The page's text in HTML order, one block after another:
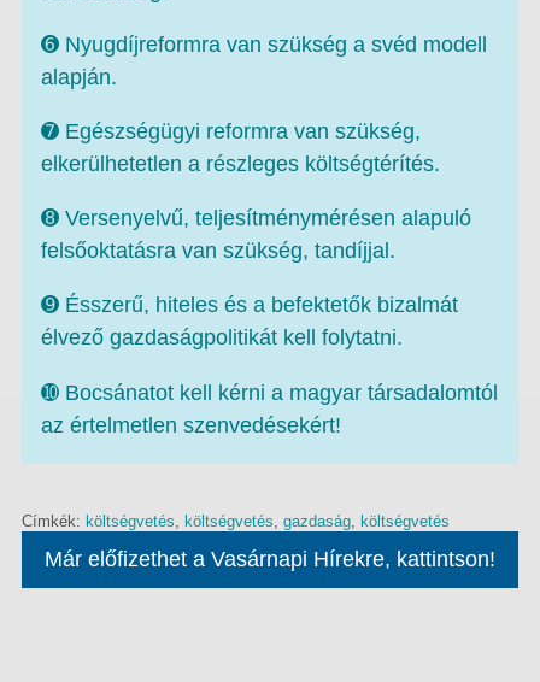
➏ Nyugdíjreformra van szükség a svéd modell
alapján.
➐ Egészségügyi reformra van szükség,
elkerülhetetlen a részleges költségtérítés.
➑ Versenyelvű, teljesítménymérésen alapuló
felsőoktatásra van szükség, tandíjjal.
➒ Ésszerű, hiteles és a befektetők bizalmát
élvező gazdaságpolitikát kell folytatni.
➓ Bocsánatot kell kérni a magyar társadalomtól
az értelmetlen szenvedésekért!
Címkék: költségvetés költségvetés gazdaság, költségvetés
Már előfizethet a Vasárnapi Hírekre, kattintson!